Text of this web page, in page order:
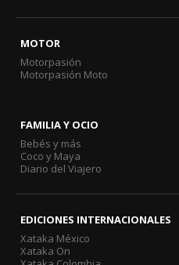
MOTOR
Motorpasión
Motorpasión Moto
FAMILIA Y OCIO
Bebés y más
Coco y Maya
Diario del Viajero
EDICIONES INTERNACIONALES
Xataka México
Xataka On